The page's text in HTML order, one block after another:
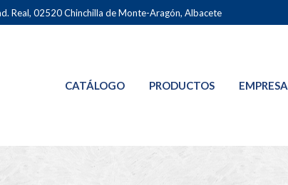
Real, 02520 Chinchilla de Monte-Aragón, Albacete
CATÁLOGO PRODUCTOS EMPRESA